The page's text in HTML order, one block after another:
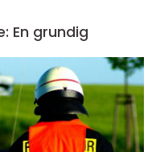
En grundig